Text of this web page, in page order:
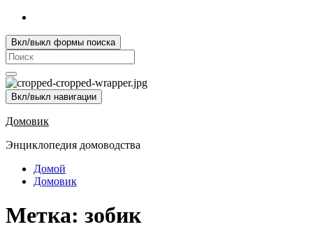
Вкл/выкл формы поиска
Search
for:
Вкл/выкл навигации
Домовик
Энциклопедия домоводства
Домой
Домовик
Метка: зобик